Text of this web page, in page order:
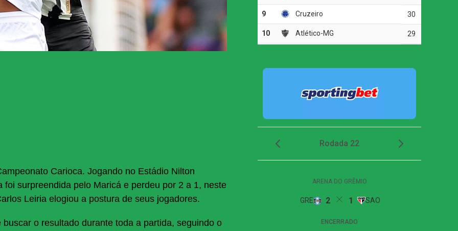
Carioca. Jogando no Estádio Nilton
surpreendida pelo Maricá e perdeu por 2 a 1, neste
Leiria elogiou a postura de seus jogadores.
o resultado durante toda a partida, seguindo o